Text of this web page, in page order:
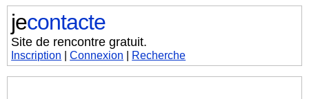
jecontacte
Site de rencontre gratuit.
Inscription |Connexion Recherche